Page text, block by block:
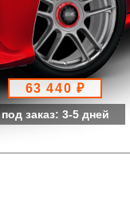
63 440 ₽
под заказ: 3-5 дней